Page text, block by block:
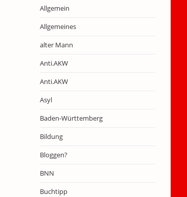
Allgemein
Allgemeines
alter Mann
Anti.AKW
Anti.AKW
Asyl
Baden-Württemberg
Bildung
Bloggen?
BNN
Buchtipp